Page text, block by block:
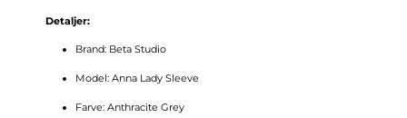
Detaljer:
Brand: Beta Studio
Model: Anna Lady Sleeve
Farve: Anthracite Grey